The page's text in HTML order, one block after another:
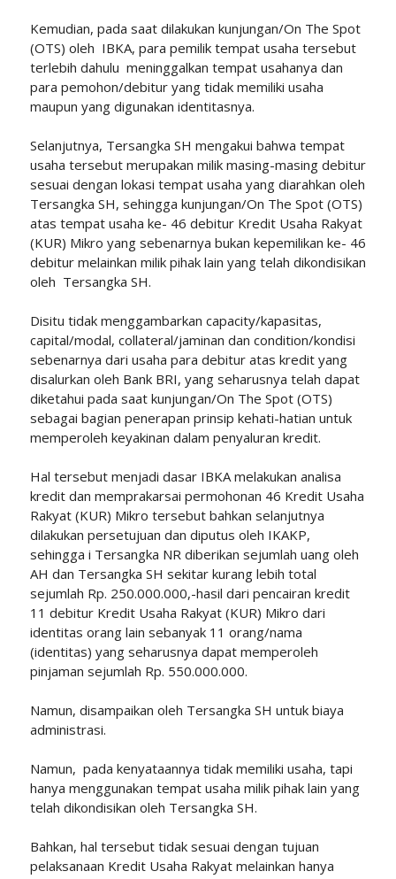
Kemudian, pada saat dilakukan kunjungan/On The Spot
(OTS) oleh IBKA, para pemilik tempat usaha tersebut
terlebih dahulu meninggalkan tempat usahanya dan
para pemohon/debitur yang tidak memiliki usaha
maupun yang digunakan identitasnya.
Selanjutnya, Tersangka SH mengakui bahwa tempat
usaha tersebut merupakan milik masing-masing debitur
sesuai dengan lokasi tempat usaha yang diarahkan oleh
Tersangka SH, sehingga kunjungan/On The Spot (OTS)
atas tempat usaha ke- 46 debitur Kredit Usaha Rakyat
(KUR) Mikro yang sebenarnya bukan kepemilikan ke- 46
debitur melainkan milik pihak lain yang telah dikondisikan
oleh Tersangka SH.
Disitu tidak menggambarkan capacity/kapasitas,
capital/modal, collateral/jaminan dan condition/kondisi
sebenarnya dari usaha para debitur atas kredit yang
disalurkan oleh Bank BRI, yang seharusnya telah dapat
diketahui pada saat kunjungan/On The Spot (OTS)
sebagai bagian penerapan prinsip kehati-hatian untuk
memperoleh keyakinan dalam penyaluran kredit.
Hal tersebut menjadi dasar IBKA melakukan analisa
kredit dan memprakarsai permohonan 46 Kredit Usaha
Rakyat (KUR) Mikro tersebut bahkan selanjutnya
dilakukan persetujuan dan diputus oleh IKAKP,
sehingga i Tersangka NR diberikan sejumlah uang oleh
AH dan Tersangka SH sekitar kurang lebih total
sejumlah Rp. 250.000.000,-hasil dari pencairan kredit
11 debitur Kredit Usaha Rakyat (KUR) Mikro dari
identitas orang lain sebanyak 11 orang/nama
(identitas) yang seharusnya dapat memperoleh
pinjaman sejumlah Rp. 550.000.000.
Namun, disampaikan oleh Tersangka SH untuk biaya
administrasi.
Namun, pada kenyataannya tidak memiliki usaha, tapi
hanya menggunakan tempat usaha milik pihak lain yang
telah dikondisikan oleh Tersangka SH.
Bahkan, hal tersebut tidak sesuai dengan tujuan
pelaksanaan Kredit Usaha Rakyat melainkan hanya